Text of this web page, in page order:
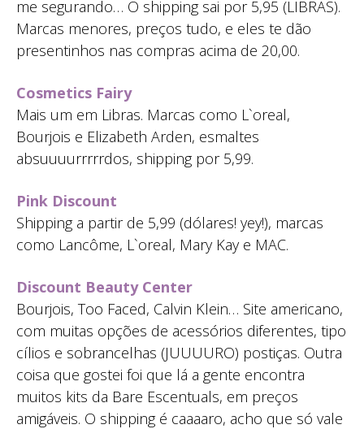
me segurando… O shipping sai por 5,95 (LIBRAS).
Marcas menores, preços tudo, e eles te dão
presentinhos nas compras acima de 20,00.
Cosmetics Fairy
Mais um em Libras. Marcas como L`oreal,
Bourjois e Elizabeth Arden, esmaltes
absuuuurrrrrdos, shipping por 5,99.
Pink Discount
Shipping a partir de 5,99 (dólares! yey!), marcas
como Lancôme, L`oreal, Mary Kay e MAC.
Discount Beauty Center
Bourjois, Too Faced, Calvin Klein… Site americano,
com muitas opções de acessórios diferentes, tipo
cílios e sobrancelhas (JUUUURO) postiças. Outra
coisa que gostei foi que lá a gente encontra
muitos kits da Bare Escentuals, em preços
amigáveis. O shipping é caaaaro, acho que só vale